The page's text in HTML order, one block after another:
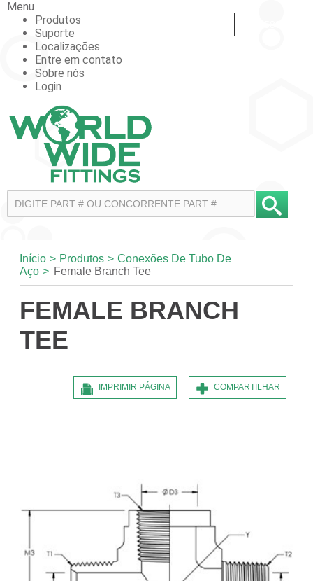
Menu
Produtos
Suporte
Localizações
Entre em contato
Sobre nós
Login
Início > Produtos > Conexões De Tubo De
Aço > Female Branch Tee
FEMALE BRANCH
TEE
COMPARTILHAR
IMPRIMIR PÁGINA